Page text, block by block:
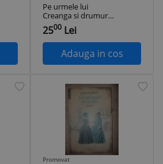
Pe urmele lui
Creanga si drumuri
oltene- Leca
Morariu CU
AUTOGRAF
2500 Lei
Adauga in cos
Promovat